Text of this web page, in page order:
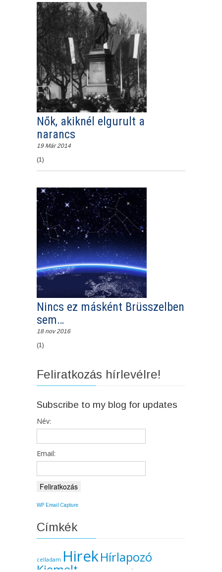
Nők, akiknél elgurult a
narancs
19 Már 2014
(1)
Nincs ez másként Brüsszelben
sem…
18 nov 2016
(1)
Feliratkozás hírlevélre!
Subscribe to my blog for updates
Név:
Email:
WP Email Capture
Címkék
celladam HirekHírlapozó